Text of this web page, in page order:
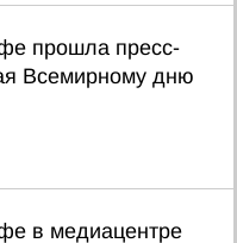
прошла пресс-
Всемирному дню
в медиацентре